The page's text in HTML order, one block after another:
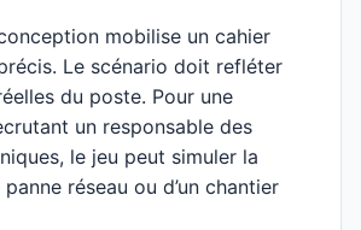
mobilise un cahier
Le scénario doit refléter
du poste. Pour une
un responsable des
le jeu peut simuler la
panne réseau ou d’un chantier